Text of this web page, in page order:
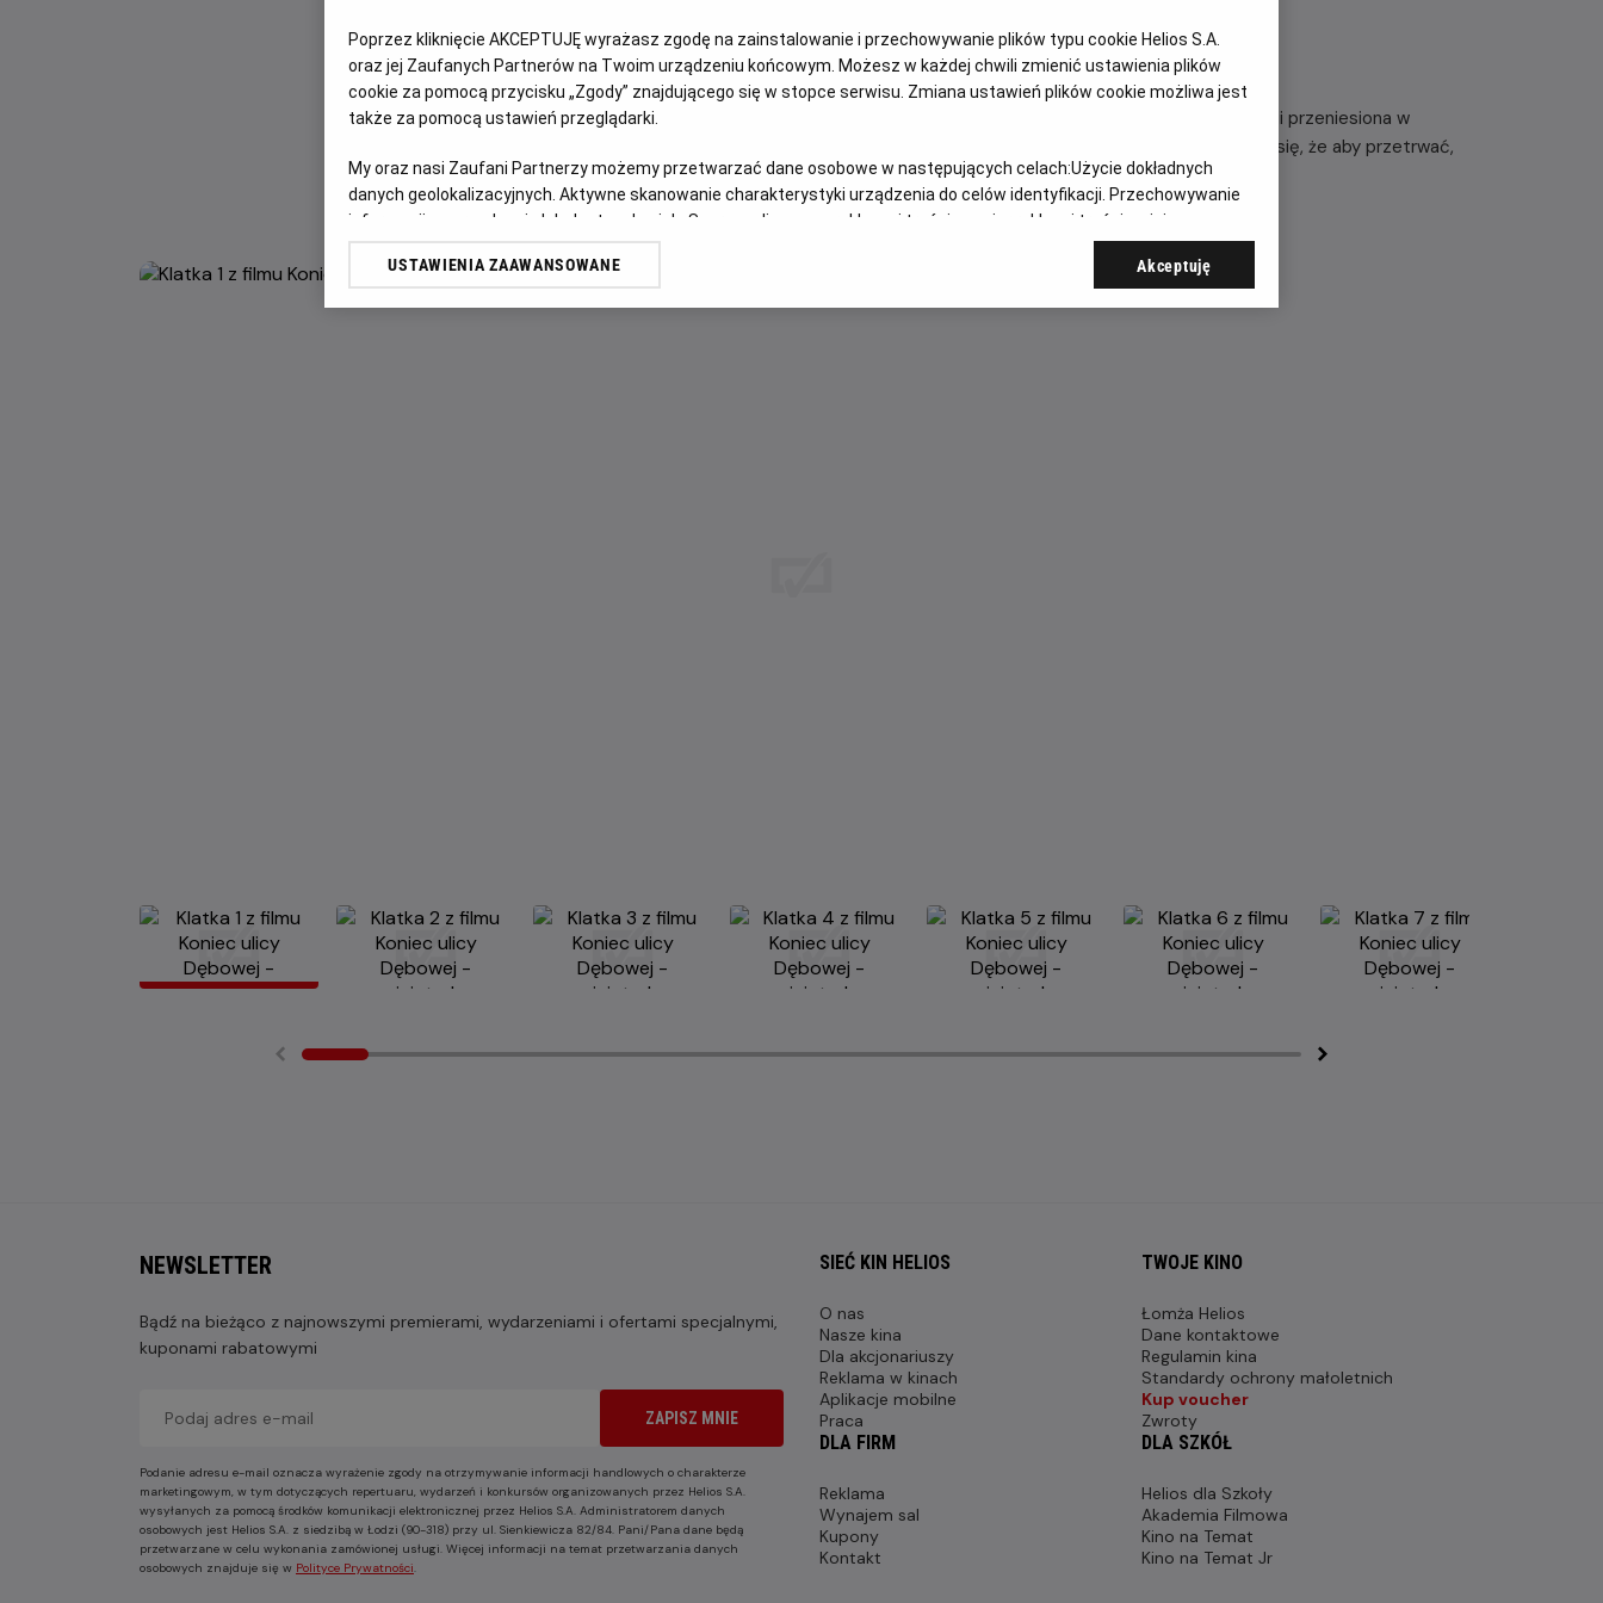
OPIS FILMU
Wskutek tajemniczego wydarzenia ulica Dębowa zostaje oddzielona od przedmieść i przeniesiona w
nieznane miejsce. Tam, w zupełnie obcej okolicy, rodzina Plattów szybko przekonuje się, że ​​aby przetrwać,
musi trzymać się razem.
NEWSLETTER
Bądź na bieżąco z najnowszymi premierami, wydarzeniami i ofertami specjalnymi,
kuponami rabatowymi
ZAPISZ MNIE
Podanie adresu e-mail oznacza wyrażenie zgody na otrzymywanie informacji handlowych o charakterze
marketingowym, w tym dotyczących repertuaru, wydarzeń i konkursów organizowanych przez Helios S.A.
wysyłanych za pomocą środków komunikacji elektronicznej przez Helios S.A. Administratorem danych
osobowych jest Helios S.A. z siedzibą w Łodzi (90-318) przy ul. Sienkiewicza 82/84. Pani/Pana dane będą
przetwarzane w celu wykonania zamówionej usługi. Więcej informacji na temat przetwarzania danych
osobowych znajduje się w Polityce Prywatności.
SIEĆ KIN HELIOS
O nas
Nasze kina
Dla akcjonariuszy
Reklama w kinach
Aplikacje mobilne
Praca
TWOJE KINO
Łomża Helios
Dane kontaktowe
Regulamin kina
Standardy ochrony małoletnich
Kup voucher
Zwroty
DLA FIRM
Reklama
Wynajem sal
Kupony
Kontakt
DLA SZKÓŁ
Helios dla Szkoły
Akademia Filmowa
Kino na Temat
Kino na Temat Jr
Poprzez kliknięcie AKCEPTUJĘ wyrażasz zgodę na zainstalowanie i przechowywanie plików typu cookie Helios S.A.
oraz jej Zaufanych Partnerów na Twoim urządzeniu końcowym. Możesz w każdej chwili zmienić ustawienia plików
cookie za pomocą przycisku „Zgody” znajdującego się w stopce serwisu. Zmiana ustawień plików cookie możliwa jest
także za pomocą ustawień przeglądarki.
My oraz nasi Zaufani Partnerzy możemy przetwarzać dane osobowe w następujących celach:Użycie dokładnych
danych geolokalizacyjnych. Aktywne skanowanie charakterystyki urządzenia do celów identyfikacji. Przechowywanie
informacji na urządzeniu lub dostęp do nich. Spersonalizowane reklamy i treści, pomiar reklam i treści, opinie
odbiorców i ulepszanie usług.
USTAWIENIA ZAAWANSOWANE Akceptuję